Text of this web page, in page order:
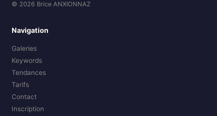
© 2026 Brice ANXIONNAZ
Navigation
Galeries
Keywords
Tendances
Tarifs
Contact
Inscription